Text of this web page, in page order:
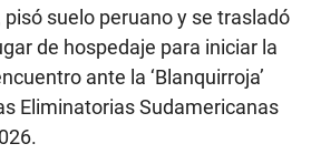
pisó suelo peruano y se trasladó
de hospedaje para iniciar la
ante la ‘Blanquirroja’
Eliminatorias Sudamericanas